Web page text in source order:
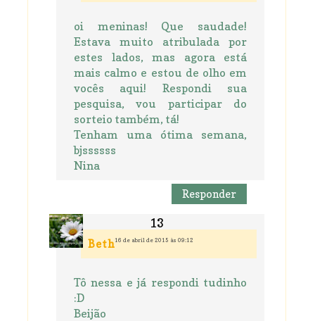
oi meninas! Que saudade!
Estava muito atribulada por
estes lados, mas agora está
mais calmo e estou de olho em
vocês aqui! Respondi sua
pesquisa, vou participar do
sorteio também, tá!
Tenham uma ótima semana,
bjssssss
Nina
Responder
Beth16 de abril de 2015 às 09:12
Tô nessa e já respondi tudinho
:D
Beijão